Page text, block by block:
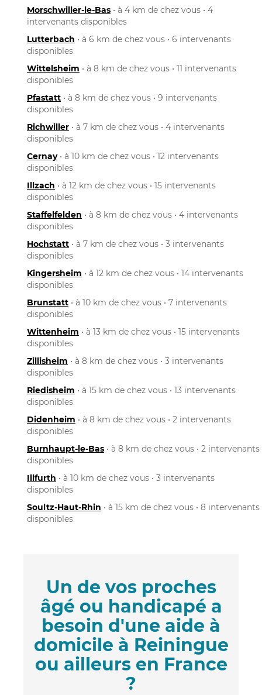
Morschwiller-le-Bas • à 4 km de chez vous • 4
intervenants disponibles
Lutterbach • à 6 km de chez vous • 6 intervenants
disponibles
Wittelsheim • à 8 km de chez vous • 11 intervenants
disponibles
Pfastatt • à 8 km de chez vous • 9 intervenants
disponibles
Richwiller • à 7 km de chez vous • 4 intervenants
disponibles
Cernay• à 10 km de chez vous • 12 intervenants
disponibles
Illzach • à 12 km de chez vous • 15 intervenants
disponibles
Staffelfelden • à 8 km de chez vous • 4 intervenants
disponibles
Hochstatt • à 7 km de chez vous • 3 intervenants
disponibles
Kingersheim • à 12 km de chez vous • 14 intervenants
disponibles
Brunstatt • à 10 km de chez vous • 7 intervenants
disponibles
Wittenheim • à 13 km de chez vous • 15 intervenants
disponibles
Zillisheim • à 8 km de chez vous • 3 intervenants
disponibles
Riedisheim • à 15 km de chez vous • 13 intervenants
disponibles
Didenheim • à 8 km de chez vous • 2 intervenants
disponibles
Burnhaupt-le-Bas • à 8 km de chez vous • 2 intervenants
disponibles
Illfurth • à 10 km de chez vous • 3 intervenants
disponibles
Soultz-Haut-Rhin • à 15 km de chez vous • 8 intervenants
disponibles
Un de vos proches
âgé ou handicapé a
besoin d'une aide à
domicile à Reiningue
ou ailleurs en France
?